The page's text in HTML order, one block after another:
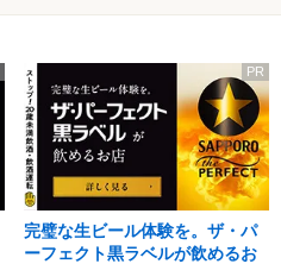
PR
完璧な生ビール体験を。ザ・パ
ーフェクト黒ラベルが飲めるお